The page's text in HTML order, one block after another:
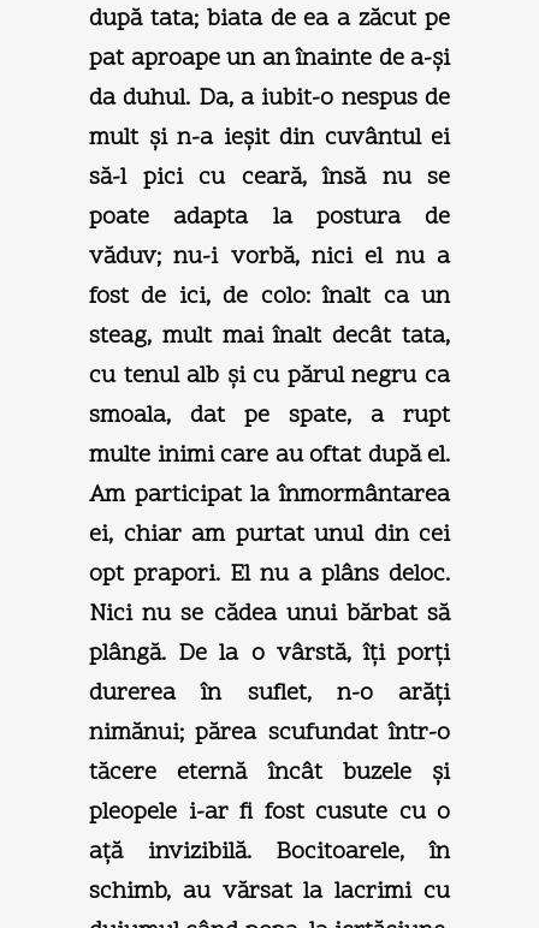
după tata; biata de ea a zăcut pe
pat aproape un an înainte de a-şi
da duhul. Da, a iubit-o nespus de
mult şi n-a ieşit din cuvântul ei
să-l pici cu ceară, însă nu se
poate adapta la postura de
văduv; nu-i vorbă, nici el nu a
fost de ici, de colo: înalt ca un
steag, mult mai înalt decât tata,
cu tenul alb şi cu părul negru ca
smoala, dat pe spate, a rupt
multe inimi care au oftat după el.
Am participat la înmormântarea
ei, chiar am purtat unul din cei
opt prapori. El nu a plâns deloc.
Nici nu se cădea unui bărbat să
plângă. De la o vârstă, îţi porţi
durerea în suflet, n-o arăţi
nimănui; părea scufundat într-o
tăcere eternă încât buzele şi
pleopele i-ar fi fost cusute cu o
aţă invizibilă. Bocitoarele, în
schimb, au vărsat la lacrimi cu